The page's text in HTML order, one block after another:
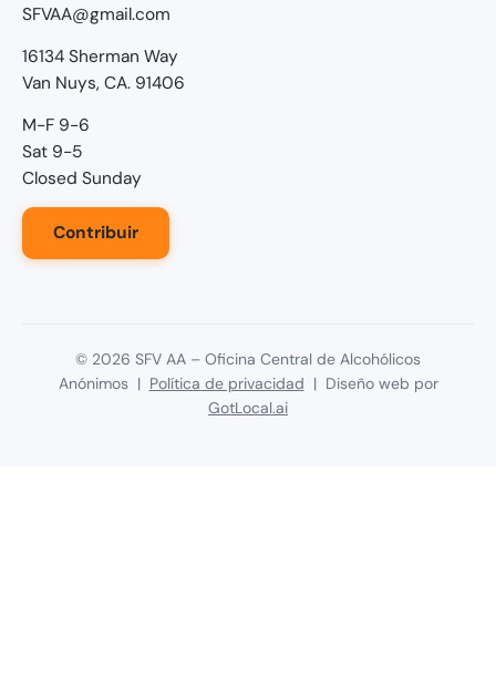
SFVAA@gmail.com
16134 Sherman Way
Van Nuys, CA. 91406
M-F 9-6
Sat 9-5
Closed Sunday
Contribuir
© 2026 SFV AA – Oficina Central de Alcohólicos
Anónimos | Política de privacidad | Diseño web por
GotLocal.ai